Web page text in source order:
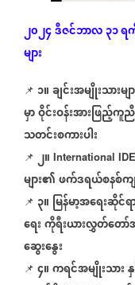
၂၀၂၄ဒီဇင်ဘာလ၃၁ ရ
များ
📌 ၁။ချင်းအမျိုးသားမျ
မှာဝိုင်းဝန်းအားဖြည့်ကူ
သတင်းစကားပါး
📌 ၂။ International
များ၏ဖက်ဒရယ်စနစ်က
📌 ၃။ မြန်မာ့အရေးဆိုင်ရ
ရေးကိုရီးယားလွှတ်တေ
ဆွေးနွေး
📌 ၄။ကရင်အမျိုးသား